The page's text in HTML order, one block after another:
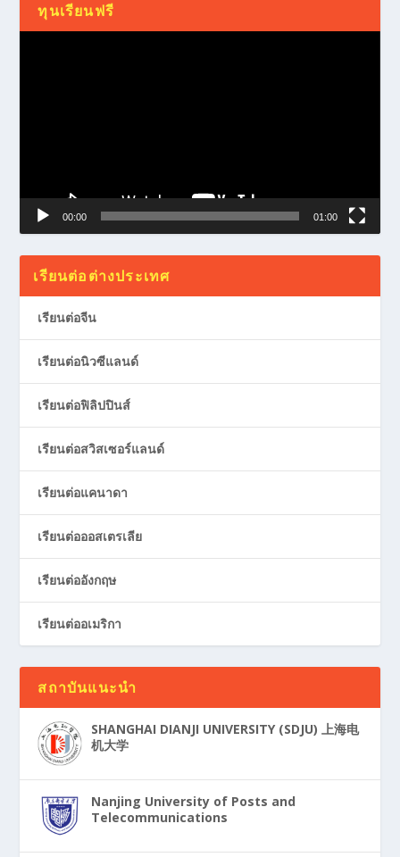
ทุนเรียนฟรี
00:00 01:00
เรียนต่อต่างประเทศ
เรียนต่อจีน
เรียนต่อนิวซีแลนด์
เรียนต่อฟิลิปปินส์
เรียนต่อสวิสเซอร์แลนด์
เรียนต่อแคนาดา
เรียนต่อออสเตรเลีย
เรียนต่ออังกฤษ
เรียนต่ออเมริกา
สถาบันแนะนำ
SHANGHAI DIANJI UNIVERSITY (SDJU) 上海电
机大学
Nanjing University of Posts and
Telecommunications